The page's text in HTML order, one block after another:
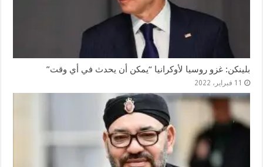
بلينكن: غزو روسيا لأوكرانيا “يمكن أن يحدث في أي وقت”
11 فبراير، 2022